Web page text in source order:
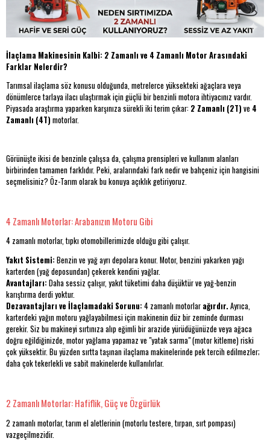
İlaçlama Makinesinin Kalbi: 2 Zamanlı ve 4 Zamanlı Motor Arasındaki
Farklar Nelerdir?
Tarımsal ilaçlama söz konusu olduğunda, metrelerce yüksekteki ağaçlara veya
dönümlerce tarlaya ilacı ulaştırmak için güçlü bir benzinli motora ihtiyacınız vardır.
Piyasada araştırma yaparken karşınıza sürekli iki terim çıkar: 2 Zamanlı (2T) ve 4
Zamanlı (4T) motorlar.
Görünüşte ikisi de benzinle çalışsa da, çalışma prensipleri ve kullanım alanları
birbirinden tamamen farklıdır. Peki, aralarındaki fark nedir ve bahçeniz için hangisini
seçmelisiniz? Öz-Tarım olarak bu konuya açıklık getiriyoruz.
4 Zamanlı Motorlar: Arabanızın Motoru Gibi
4 zamanlı motorlar, tıpkı otomobillerimizde olduğu gibi çalışır.
Yakıt Sistemi: Benzin ve yağ ayrı depolara konur. Motor, benzini yakarken yağı
karterden (yağ deposundan) çekerek kendini yağlar.
Avantajları: Daha sessiz çalışır, yakıt tüketimi daha düşüktür ve yağ-benzin
karıştırma derdi yoktur.
Dezavantajları ve İlaçlamadaki Sorunu: 4 zamanlı motorlar ağırdır. Ayrıca,
karterdeki yağın motoru yağlayabilmesi için makinenin düz bir zeminde durması
gerekir. Siz bu makineyi sırtınıza alıp eğimli bir arazide yürüdüğünüzde veya ağaca
doğru eğildiğinizde, motor yağlama yapamaz ve "yatak sarma" (motor kitleme) riski
çok yüksektir. Bu yüzden sırtta taşınan ilaçlama makinelerinde pek tercih edilmezler;
daha çok tekerlekli ve sabit makinelerde kullanılırlar.
2 Zamanlı Motorlar: Hafiflik, Güç ve Özgürlük
2 zamanlı motorlar, tarım el aletlerinin (motorlu testere, tırpan, sırt pompası)
vazgeçilmezidir.